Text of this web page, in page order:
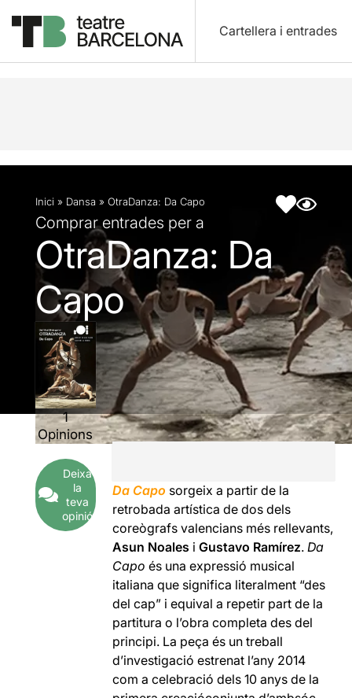
Cartellera i entrades
Descripció Fitxa artística Opinions Articles
Inici » Dansa » OtraDanza: Da Capo
Comprar entrades per a
OtraDanza: Da
Capo
1
Opinions
Deixa
la
teva
opinió
Da Capo sorgeix a partir de la
retrobada artística de dos dels
coreògrafs valencians més rellevants,
Asun Noales iGustavo Ramírez.Da
Capo és una expressió musical
italiana que significa literalment “des
del cap” i equival a repetir part de la
partitura o l’obra completa des del
principi. La peça és un treball
d’investigació estrenat l’any 2014
com a celebració dels 10 anys de la